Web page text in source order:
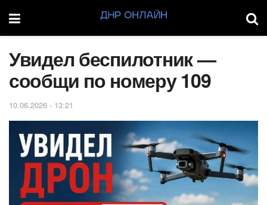
Увидел беспилотник —
сообщи по номеру 109
10.06.2026 - 13:21